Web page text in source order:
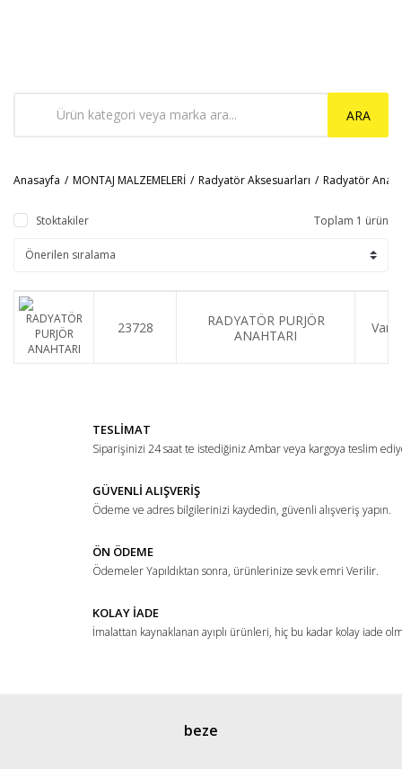
ARA
Anasayfa MONTAJ MALZEMELERİ Radyatör Aksesuarları Radyatör
Stoktakiler Toplam 1 ürün
23728
RADYATÖR PURJÖR
ANAHTARI
Var
TESLİMAT
Siparişinizi 24 saat te istediğiniz Ambar veya kargoya teslim
GÜVENLİ ALIŞVERİŞ
Ödeme ve adres bilgilerinizi kaydedin, güvenli alışveriş yapın.
ÖN ÖDEME
Ödemeler Yapıldıktan sonra, ürünlerinize sevk emri Verilir.
KOLAY İADE
İmalattan kaynaklanan ayıplı ürünleri, hiç bu kadar kolay iade
beze